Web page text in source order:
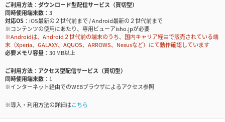
ご利用方法
ダウンロード型配信サービス（買切型）
同時使用端末数
3
対応OS
iOS最新の２世代前まで / Android最新の２世代前まで
※コンテンツの使用にあたり、専用ビューアisho.jpが必要
※Androidは、Android２世代前の端末のうち、国内キャリア経由で販売されている端
末（Xperia、GALAXY、AQUOS、ARROWS、Nexusなど）にて動作確認しています
必要メモリ容量
30 MB以上
ご利用方法
アクセス型配信サービス（買切型）
同時使用端末数
1
※インターネット経由でのWEBブラウザによるアクセス参照
※導入・利用方法の詳細はこちら